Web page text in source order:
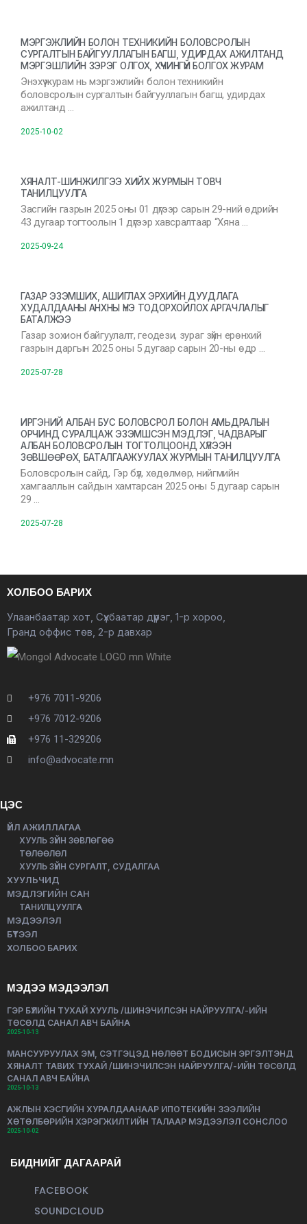
МЭРГЭЖЛИЙН БОЛОН ТЕХНИКИЙН БОЛОВСРОЛЫН
СУРГАЛТЫН БАЙГУУЛЛАГЫН БАГШ, УДИРДАХ АЖИЛТАНД
МЭРГЭШЛИЙН ЗЭРЭГ ОЛГОХ, ХҮЧИНГҮЙ БОЛГОХ ЖУРАМ
Энэхүү журам нь мэргэжлийн болон техникийн
боловсролын сургалтын байгууллагын багш, удирдах
ажилтанд …
2025-10-02
ХЯНАЛТ-ШИНЖИЛГЭЭ ХИЙХ ЖУРМЫН ТОВЧ
ТАНИЛЦУУЛГА
Засгийн газрын 2025 оны 01 дүгээр сарын 29-ний өдрийн
43 дугаар тогтоолын 1 дүгээр хавсралтаар “Хяна …
2025-09-24
ГАЗАР ЭЗЭМШИХ, АШИГЛАХ ЭРХИЙН ДУУДЛАГА
ХУДАЛДААНЫ АНХНЫ ҮНЭ ТОДОРХОЙЛОХ АРГАЧЛАЛЫГ
БАТАЛЖЭЭ
Газар зохион байгуулалт, геодези, зураг зүйн ерөнхий
газрын даргын 2025 оны 5 дугаар сарын 20-ны өдр …
2025-07-28
ИРГЭНИЙ АЛБАН БУС БОЛОВСРОЛ БОЛОН АМЬДРАЛЫН
ОРЧИНД СУРАЛЦАЖ ЭЗЭМШСЭН МЭДЛЭГ, ЧАДВАРЫГ
АЛБАН БОЛОВСРОЛЫН ТОГТОЛЦООНД ХҮЛЭЭН
ЗӨВШӨӨРӨХ, БАТАЛГААЖУУЛАХ ЖУРМЫН ТАНИЛЦУУЛГА
Боловсролын сайд, Гэр бүл, хөдөлмөр, нийгмийн
хамгааллын сайдын хамтарсан 2025 оны 5 дугаар сарын
29 …
2025-07-28
ХОЛБОО БАРИХ
Улаанбаатар хот, Сүхбаатар дүүрэг, 1-р хороо,
Гранд оффис төв, 2-р давхар
+976 7011-9206
+976 7012-9206
+976 11-329206
info@advocate.mn
ЦЭС
ҮЙЛ АЖИЛЛАГАА
ХУУЛЬ ЗҮЙН ЗӨВЛӨГӨӨ
ТӨЛӨӨЛӨЛ
ХУУЛЬ ЗҮЙН СУРГАЛТ, СУДАЛГАА
ХУУЛЬЧИД
МЭДЛЭГИЙН САН
ТАНИЛЦУУЛГА
МЭДЭЭЛЭЛ
БҮТЭЭЛ
ХОЛБОО БАРИХ
МЭДЭЭ МЭДЭЭЛЭЛ
ГЭР БҮЛИЙН ТУХАЙ ХУУЛЬ /ШИНЭЧИЛСЭН НАЙРУУЛГА/-ИЙН
ТӨСӨЛД САНАЛ АВЧ БАЙНА
2025-10-13
МАНСУУРУУЛАХ ЭМ, СЭТГЭЦЭД НӨЛӨӨТ БОДИСЫН ЭРГЭЛТЭНД
ХЯНАЛТ ТАВИХ ТУХАЙ /ШИНЭЧИЛСЭН НАЙРУУЛГА/-ИЙН ТӨСӨЛД
САНАЛ АВЧ БАЙНА
2025-10-13
АЖЛЫН ХЭСГИЙН ХУРАЛДААНААР ИПОТЕКИЙН ЗЭЭЛИЙН
ХӨТӨЛБӨРИЙН ХЭРЭГЖИЛТИЙН ТАЛААР МЭДЭЭЛЭЛ СОНСЛОО
2025-10-02
БИДНИЙГ ДАГААРАЙ
FACEBOOK
SOUNDCLOUD